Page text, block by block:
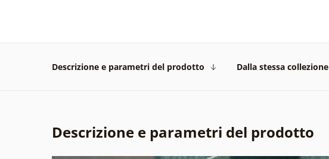
Descrizione e parametri del prodotto Dalla stessa collezione
Descrizione e parametri del prodotto